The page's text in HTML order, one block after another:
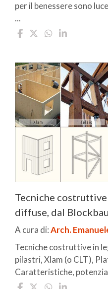
per il benessere sono
...
Tecniche
diffuse, dal
A cura di:Arch.
Tecniche costruttive in
pilastri, Xlam (o CLT),
Caratteristiche,